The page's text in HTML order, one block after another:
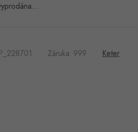
Záruka: 999 Keter